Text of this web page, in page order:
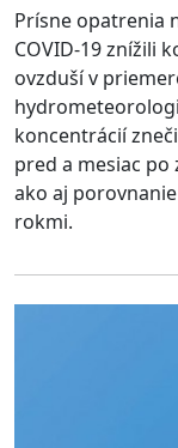
Prísne opatrenia
COVID-19 znížili
ovzduší v
koncentrácií
pred a mesiac
ako aj
rokmi.